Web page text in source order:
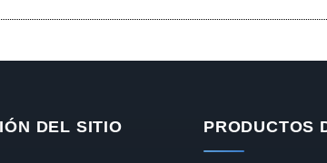
DEL SITIO PRODUCTOS